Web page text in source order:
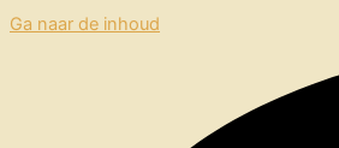
Ga naar de inhoud